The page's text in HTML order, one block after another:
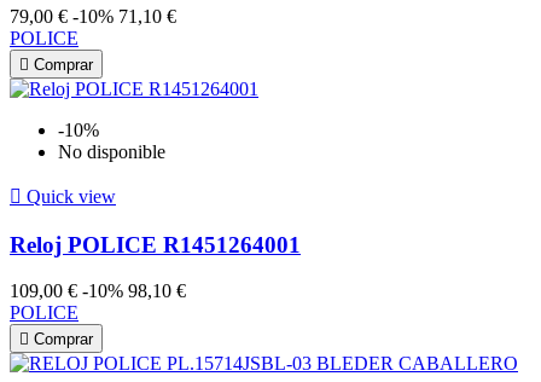
79,00 € -10% 71,10 €
POLICE
 Comprar
-10%
No disponible
 Quick view
Reloj POLICE R1451264001
109,00 € -10% 98,10 €
POLICE
 Comprar